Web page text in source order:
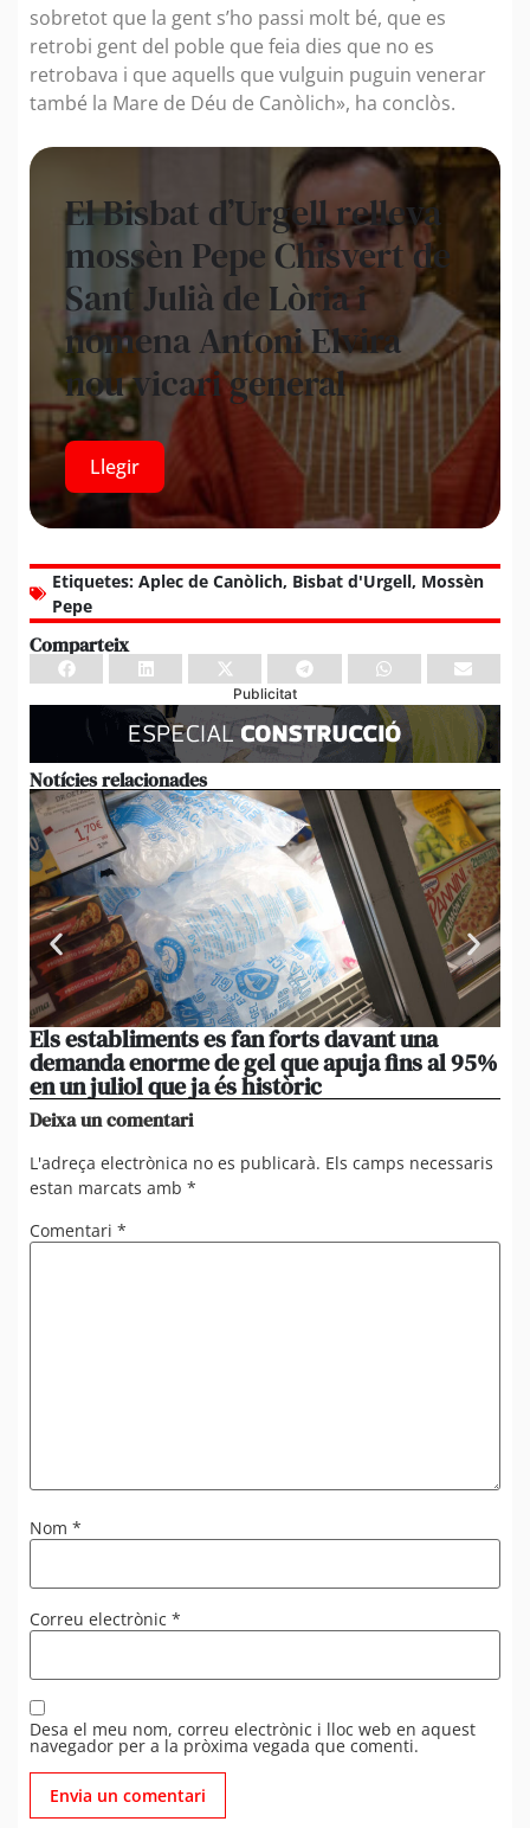
sobretot que la gent s’ho passi molt bé, que es
retrobi gent del poble que feia dies que no es
retrobava i que aquells que vulguin puguin venerar
també la Mare de Déu de Canòlich», ha conclòs.
El Bisbat d’Urgell relleva
mossèn Pepe Chisvert de
Sant Julià de Lòria i
nomena Antoni Elvira
nou vicari general
Llegir
Etiquetes: Aplec de Canòlich, Bisbat d'Urgell, Mossèn
Pepe
Comparteix
Publicitat
Notícies relacionades
Els establiments es fan forts davant una
demanda enorme de gel que apuja fins al 95%
en un juliol que ja és històric
Deixa un comentari
L'adreça electrònica no es publicarà. Els camps necessaris
estan marcats amb *
Comentari *
Nom *
Correu electrònic *
Desa el meu nom, correu electrònic i lloc web en aquest
navegador per a la pròxima vegada que comenti.